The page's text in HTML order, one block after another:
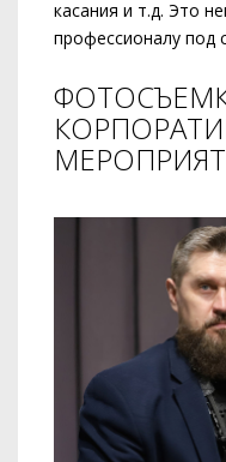
касания и т.д. Это
профессионалу под